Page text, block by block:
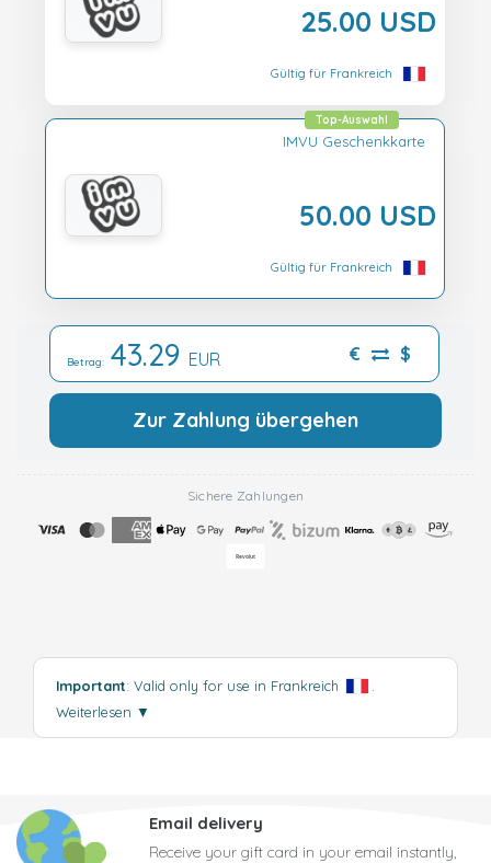
25.00 USD
Gültig für Frankreich
IMVU Geschenkkarte
50.00 USD
Top-Auswahl
Gültig für Frankreich
Betrag: 43.29 EUR € $
Zur Zahlung übergehen
Sichere Zahlungen
Important: Valid only for use in Frankreich
Weiterlesen ▼
Email delivery
Receive your gift card in your email instantly,